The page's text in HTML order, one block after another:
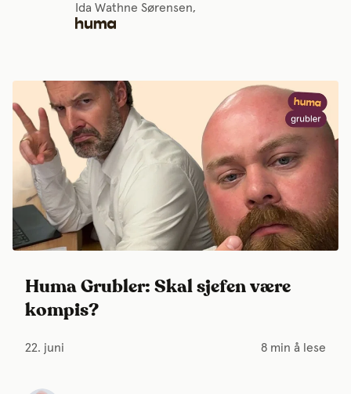
Ida Wathne Sørensen,
Huma Grubler: Skal sjefen være
kompis?
22. juni 8 min å lese